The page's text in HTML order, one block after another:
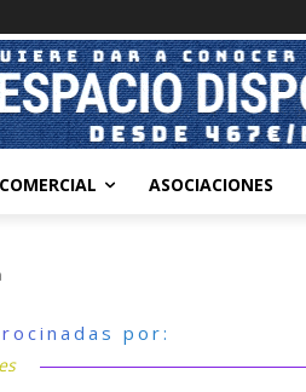
ASOCIACIONES
por: